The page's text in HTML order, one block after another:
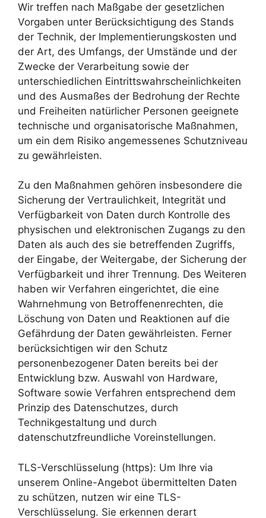
Wir treffen nach Maßgabe der gesetzlichen
Vorgaben unter Berücksichtigung des Stands
der Technik, der Implementierungskosten und
der Art, des Umfangs, der Umstände und der
Zwecke der Verarbeitung sowie der
unterschiedlichen Eintrittswahrscheinlichkeiten
und des Ausmaßes der Bedrohung der Rechte
und Freiheiten natürlicher Personen geeignete
technische und organisatorische Maßnahmen,
um ein dem Risiko angemessenes Schutzniveau
zu gewährleisten.
Zu den Maßnahmen gehören insbesondere die
Sicherung der Vertraulichkeit, Integrität und
Verfügbarkeit von Daten durch Kontrolle des
physischen und elektronischen Zugangs zu den
Daten als auch des sie betreffenden Zugriffs,
der Eingabe, der Weitergabe, der Sicherung der
Verfügbarkeit und ihrer Trennung. Des Weiteren
haben wir Verfahren eingerichtet, die eine
Wahrnehmung von Betroffenenrechten, die
Löschung von Daten und Reaktionen auf die
Gefährdung der Daten gewährleisten. Ferner
berücksichtigen wir den Schutz
personenbezogener Daten bereits bei der
Entwicklung bzw. Auswahl von Hardware,
Software sowie Verfahren entsprechend dem
Prinzip des Datenschutzes, durch
Technikgestaltung und durch
datenschutzfreundliche Voreinstellungen.
TLS-Verschlüsselung (https): Um Ihre via
unserem Online-Angebot übermittelten Daten
zu schützen, nutzen wir eine TLS-
Verschlüsselung. Sie erkennen derart